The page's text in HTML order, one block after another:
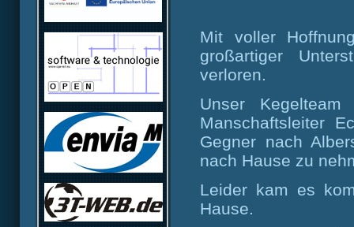
Mit voller
großartiger
verloren.
Unser
Manschaftsleiter
Gegner nach
nach Hause zu
Leider kam es
Hause.